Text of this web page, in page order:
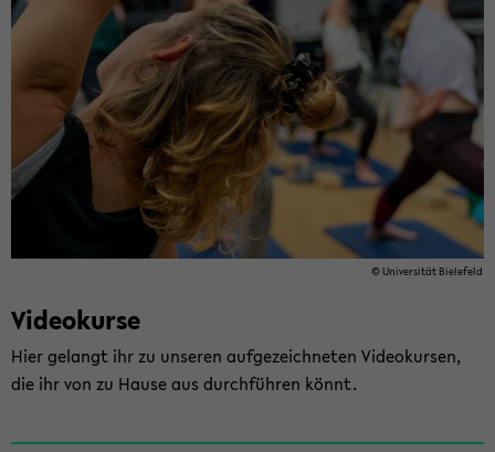
© Uni­ver­si­tät Bie­le­feld
Vi­deo­kur­se
Hier ge­langt ihr zu un­se­ren auf­ge­zeich­ne­ten Vi­deo­kur­sen,
die ihr von zu Hause aus durch­füh­ren könnt.